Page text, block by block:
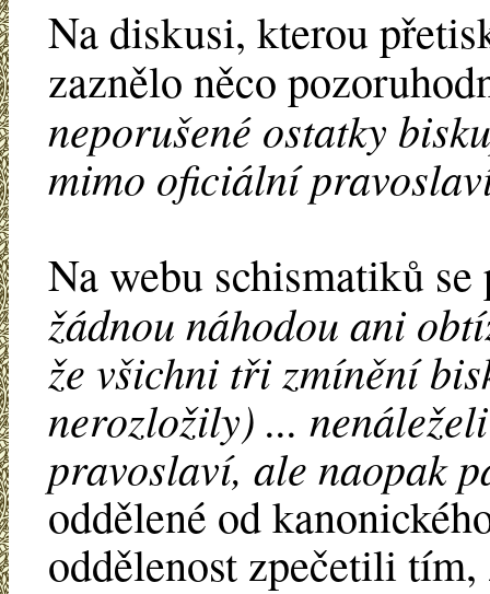
Na diskusi, kterou
zaznělo něco
neporušené ostatky
mimo oficiální
Na webu schismatiků
žádnou náhodou ani
že všichni tři zmínění
nerozložily) ...
pravoslaví, ale naopak
oddělené od
oddělenost zpečetili